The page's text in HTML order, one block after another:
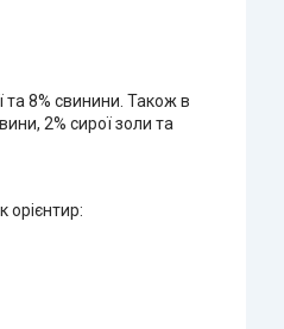
та 8% свинини. Також в
2% сирої золи та
орієнтир: